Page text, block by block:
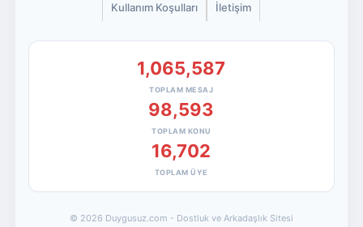
Kullanım Koşulları İletişim
1,065,587
TOPLAM MESAJ
98,593
TOPLAM KONU
16,702
TOPLAM ÜYE
© 2026 Duygusuz.com - Dostluk ve Arkadaşlık Sitesi